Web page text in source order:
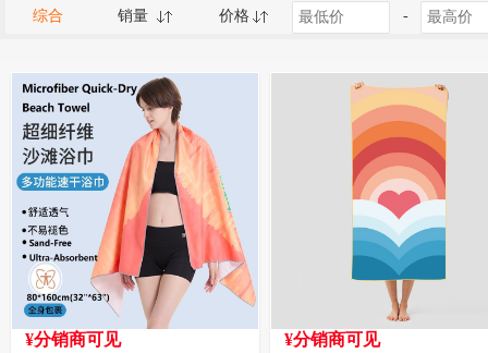
综合 销量 价格 -
¥分销商可见 ¥分销商可见